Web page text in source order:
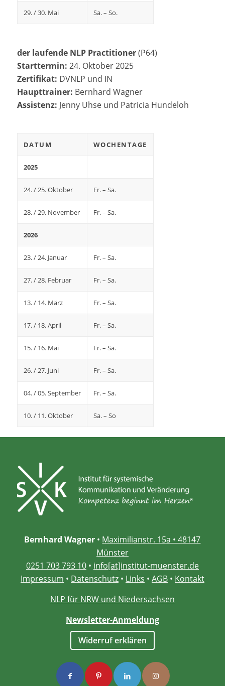
29. / 30. Mai Sa. – So.
der laufende NLP Practitioner(P64)
Starttermin: 24. Oktober 2025
Zertifikat: DVNLP und IN
Haupttrainer: Bernhard Wagner
Assistenz: Jenny Uhse und Patricia Hundeloh
DATUM WOCHENTAGE
2025
24. / 25. Oktober Fr. – Sa.
28. / 29. November Fr. – Sa.
2026
23. / 24. Januar Fr. – Sa.
27. / 28. Februar Fr. – Sa.
13. / 14. März Fr. – Sa.
17. / 18. April Fr. – Sa.
15. / 16. Mai Fr. – Sa.
26. / 27. Juni Fr. – Sa.
04. / 05. September Fr. – Sa.
10. / 11. Oktober Sa. – So
Bernhard Wagner • Maximilianstr. 15a • 48147
Münster
0251 703 793 10• info[at]institut-muenster.de
Impressum • Datenschutz• Links • AGB• Kontakt
NLP für NRW und Niedersachsen
Newsletter-Anmeldung
Widerruf erklären